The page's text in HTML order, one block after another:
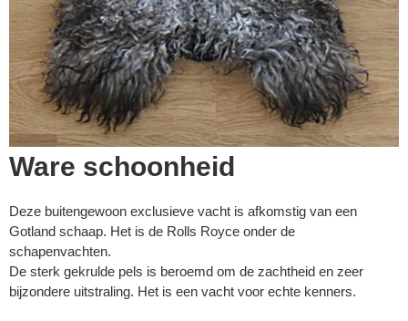
Ware schoonheid
Deze buitengewoon exclusieve vacht is afkomstig van een
Gotland schaap. Het is de Rolls Royce onder de
schapenvachten.
De sterk gekrulde pels is beroemd om de zachtheid en zeer
bijzondere uitstraling. Het is een vacht voor echte kenners.